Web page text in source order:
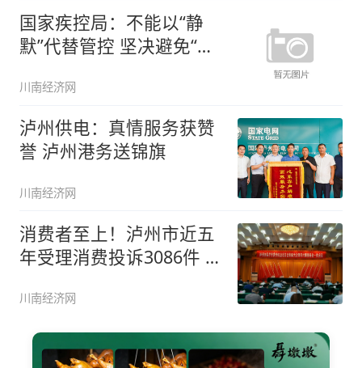
国家疾控局：不能以“静
默”代替管控 坚决避免“一
川南经济网
泸州供电：真情服务获赞
誉 泸州港务送锦旗
川南经济网
消费者至上！泸州市近五
年受理消费投诉3086件 挽
川南经济网